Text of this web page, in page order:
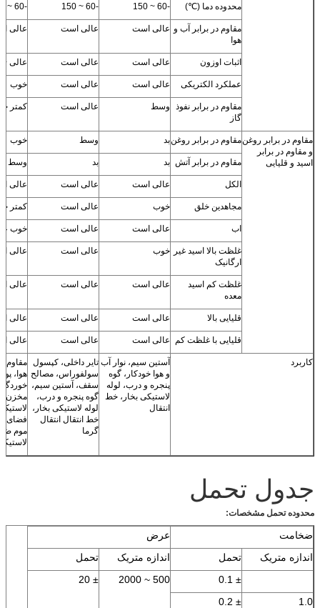
محدوده دما (℃) -60 ~ 150
-60 ~ 150
-60 ~ 150
مقاوم در برابر آب و
هوا
عالی است عالی است عالی
اثبات اوزون عالی است عالی است عالی +
عملکرد الکتریکی عالی است عالی است خوب
مقاوم در برابر نفوذ
گاز
وسط عالی است کمتر
مقاوم در برابر روغن
و مقاوم در برابر
اسید و قلیایی
مقاوم در برابر روغنبد وسط خوب
مقاوم در برابر آتش بد بد وسط
الکل عالی است عالی است عالی
مجاهدین خلق خوب عالی است کمتر
اب عالی است عالی است خوب
غلظت بالا اسید غیر
ارگانیک
خوب عالی است عالی
غلظت کم اسید
معده
عالی است عالی است عالی
قلیایی بالا عالی است عالی است عالی
قلیایی با غلظت کم عالی است عالی است عالی
کاربرد
آستین سیم، نوار آب
و هوا خودکار، گوه
پنجره و درب، لوله
لاستیکی بخار، خط
انتقال
تایر داخلی، کپسول
سولفوراس، مصالح
سقف، آستین سیم،
گوه پنجره و درب،
لوله لاستیکی بخار،
خط انتقال انتقال
گرما
مقاوم
هوا،
مخزن،
فضای
موم
جدول تحمل
محدوده تحمل مشخصات:
ضخامت
عرض
اندازه متریک
تحمل اندازه متریک
تحمل
± 0.1
500 ~ 2000
± 20
1.0
± 0.2